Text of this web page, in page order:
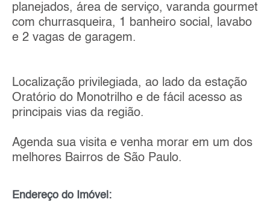
planejados, área de serviço, varanda gourmet
com churrasqueira, 1 banheiro social, lavabo
e 2 vagas de garagem.
Localização privilegiada, ao lado da estação
Oratório do Monotrilho e de fácil acesso as
principais vias da região.
Agenda sua visita e venha morar em um dos
melhores Bairros de São Paulo.
Endereço do Imóvel: